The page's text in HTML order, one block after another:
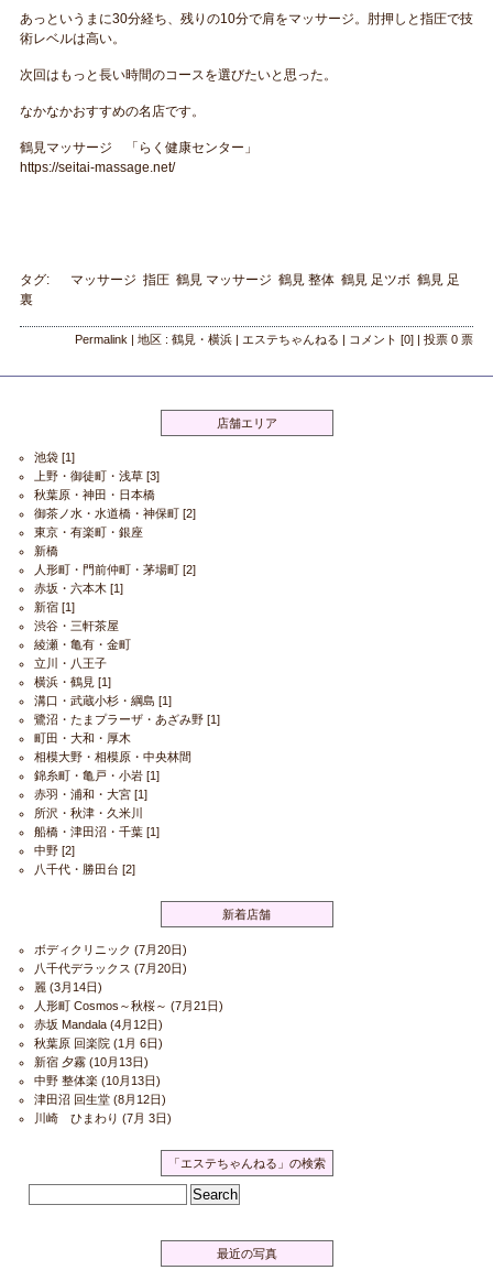
あっというまに30分経ち、残りの10分で肩をマッサージ。肘押しと指圧で技
術レベルは高い。
次回はもっと長い時間のコースを選びたいと思った。
なかなかおすすめの名店です。
鶴見マッサージ 「らく健康センター」
https://seitai-massage.net/
タグ: マッサージ 指圧 鶴見 マッサージ 鶴見 整体 鶴見 足ツボ 鶴見 足
裏
Permalink | 地区 : 鶴見・横浜 | エステちゃんねる | コメント [0] | 投票 0 票
店舗エリア
池袋 [1]
上野・御徒町・浅草 [3]
秋葉原・神田・日本橋
御茶ノ水・水道橋・神保町 [2]
東京・有楽町・銀座
新橋
人形町・門前仲町・茅場町 [2]
赤坂・六本木 [1]
新宿 [1]
渋谷・三軒茶屋
綾瀬・亀有・金町
立川・八王子
横浜・鶴見 [1]
溝口・武蔵小杉・綱島 [1]
鷺沼・たまプラーザ・あざみ野 [1]
町田・大和・厚木
相模大野・相模原・中央林間
錦糸町・亀戸・小岩 [1]
赤羽・浦和・大宮 [1]
所沢・秋津・久米川
船橋・津田沼・千葉 [1]
中野 [2]
八千代・勝田台 [2]
新着店舗
ボディクリニック (7月20日)
八千代デラックス (7月20日)
麗 (3月14日)
人形町 Cosmos～秋桜～ (7月21日)
赤坂 Mandala (4月12日)
秋葉原 回楽院 (1月 6日)
新宿 夕霧 (10月13日)
中野 整体楽 (10月13日)
津田沼 回生堂 (8月12日)
川崎 ひまわり (7月 3日)
「エステちゃんねる」の検索
最近の写真